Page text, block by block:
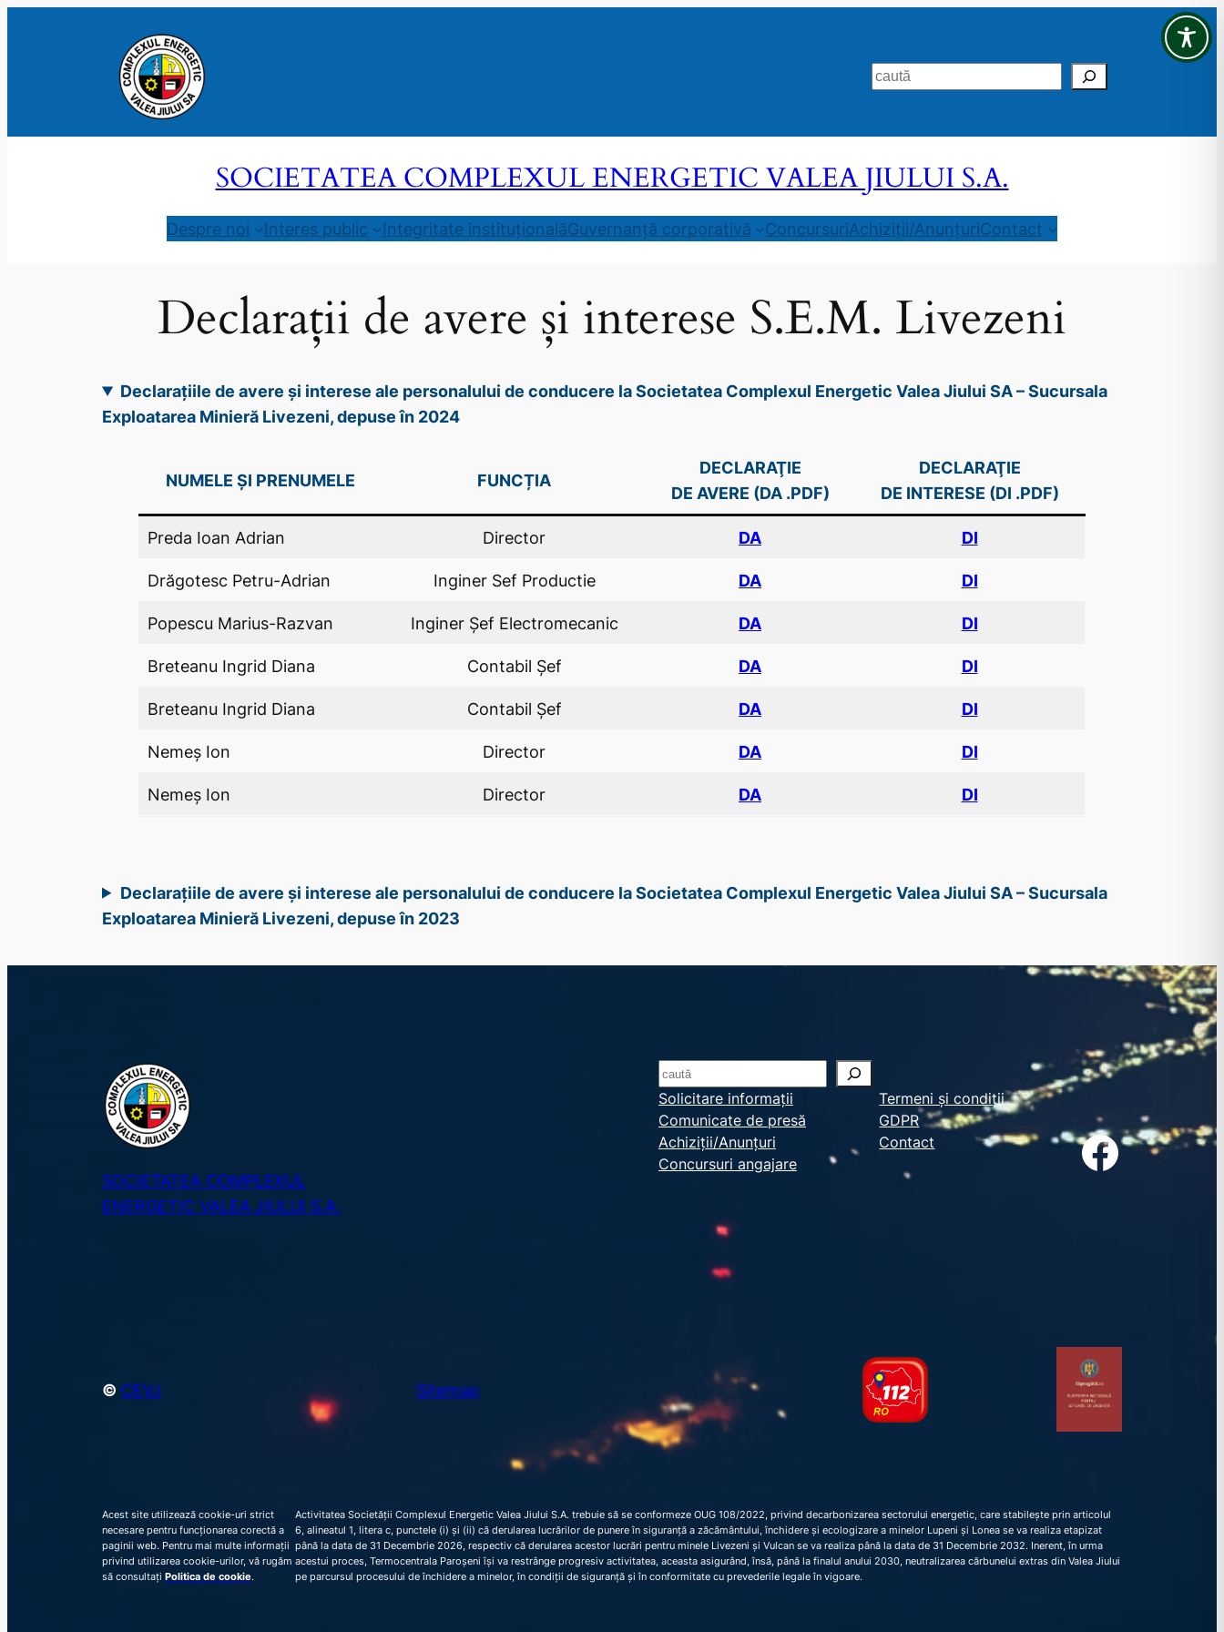
Search
SOCIETATEA COMPLEXUL ENERGETIC VALEA JIULUI S.A.
Despre noi Interes public Integritate instituționalăGuvernanță corporativă ConcursuriAchiziții/AnunțuriContact
Declarații de avere și interese S.E.M. Livezeni
Declarațiile de avere și interese ale personalului de conducere la Societatea Complexul Energetic Valea Jiului SA – Sucursala
Exploatarea Minieră Livezeni, depuse în 2024
NUMELE ȘI PRENUMELE FUNCȚIA
DECLARAŢIE
DE AVERE (DA .PDF)
DECLARAŢIE
DE INTERESE (DI .PDF)
Preda Ioan Adrian Director DA DI
Drăgotesc Petru-Adrian Inginer Sef Productie DA DI
Popescu Marius-Razvan Inginer Şef Electromecanic DA DI
Breteanu Ingrid Diana Contabil Șef DA DI
Breteanu Ingrid Diana Contabil Șef DA DI
Nemeș Ion Director DA DI
Nemeș Ion Director DA DI
Declarațiile de avere și interese ale personalului de conducere la Societatea Complexul Energetic Valea Jiului SA – Sucursala
Exploatarea Minieră Livezeni, depuse în 2023
SOCIETATEA COMPLEXUL
ENERGETIC VALEA JIULUI S.A.
S
e
a
r
c
Solicitare informații
Comunicate de presă
Achiziții/Anunțuri
Concursuri angajare
Termeni și condiții
GDPR
Contact
Facebook
© CEVJ Sitemap
Acest site utilizează cookie-uri strict
necesare pentru funcționarea corectă a
paginii web. Pentru mai multe informații
privind utilizarea cookie-urilor, vă rugăm
să consultați Politica de cookie.
Activitatea Societății Complexul Energetic Valea Jiului S.A. trebuie să se conformeze OUG 108/2022, privind decarbonizarea sectorului energetic, care stabilește prin articolul
6, alineatul 1, litera c, punctele (i) și (ii) că derularea lucrărilor de punere în siguranță a zăcământului, închidere și ecologizare a minelor Lupeni și Lonea se va realiza etapizat
până la data de 31 Decembrie 2026, respectiv că derularea acestor lucrări pentru minele Livezeni și Vulcan se va realiza până la data de 31 Decembrie 2032. Inerent, în urma
acestui proces, Termocentrala Paroșeni își va restrânge progresiv activitatea, aceasta asigurând, însă, până la finalul anului 2030, neutralizarea cărbunelui extras din Valea Jiului
pe parcursul procesului de închidere a minelor, în condiții de siguranță și în conformitate cu prevederile legale în vigoare.